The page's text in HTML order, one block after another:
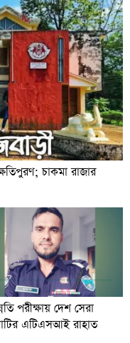
চাকমা রাজার
পরীক্ষায় দেশ সেরা
এটিএসআই রাহাত